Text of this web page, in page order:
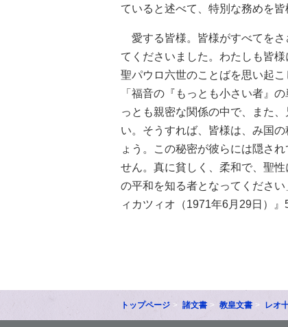
ていると述べて、特別な務めを皆
愛する皆様。皆様がすべてをさ
てくださいました。わたしも皆
聖パウロ六世のことばを思い起
「福音の『もっとも小さい者』
っとも親密な関係の中で、また
い。そうすれば、皆様は、み国
ょう。この秘密が彼らには隠さ
せん。真に貧しく、柔和で、聖
の平和を知る者となってくださ
ィカツィオ（1971年6月29日）』
トップページ 諸文書 教皇文書 レオ